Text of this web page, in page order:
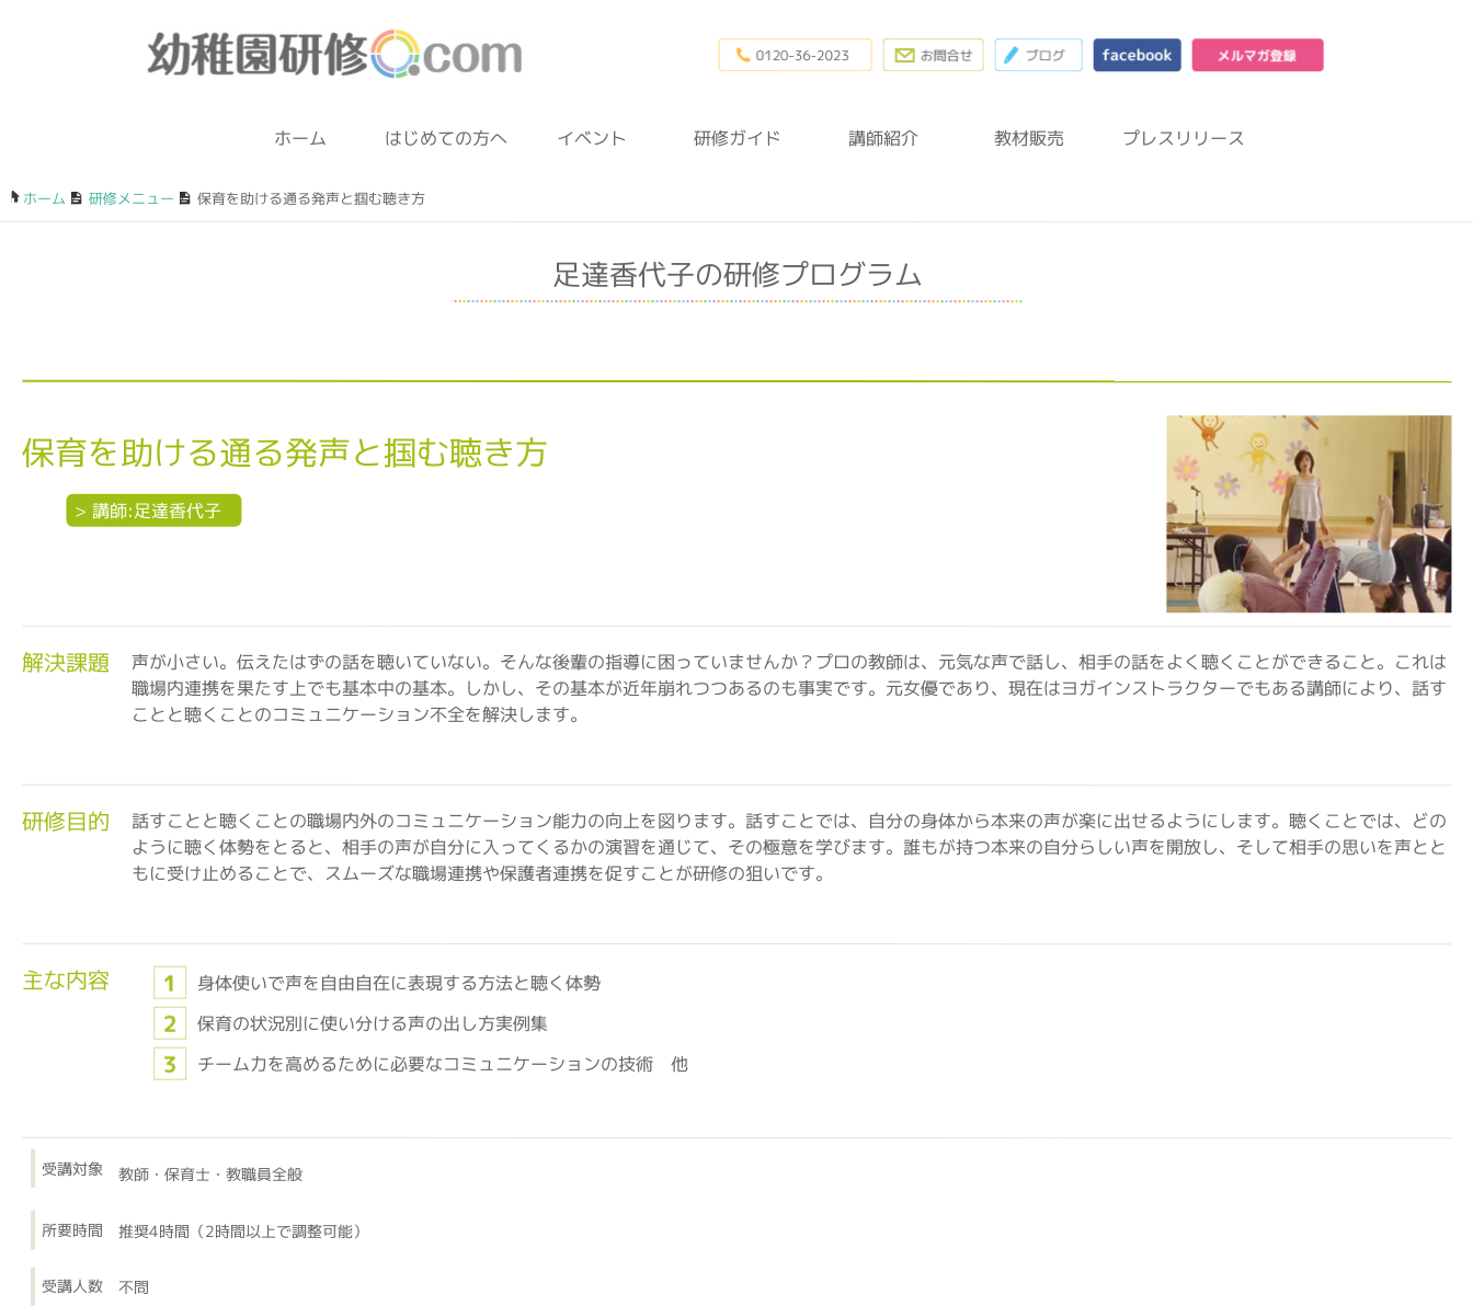
幼稚園研修.com
0120-36-2023 お問合わせフォーム
ブログ facebook
ホーム はじめての方へ イベント 研修ガイド 講師紹介 教材販売 プレスリリース
ホーム / 研修メニュー / 保育を助ける通る発声と掴む聴き方
足達香代子の研修プログラム
保育を助ける通る発声と掴む聴き方
> 講師:足達香代子
解決課題
声が小さい。伝えたはずの話を聴いていない。そんな後輩の指導に困っていませんか？プロの教師は、元気な声で話し、相手の話をよく聴くことができること。これは
職場内連携を果たす上でも基本中の基本。しかし、その基本が近年崩れつつあるのも事実です。元女優であり、現在はヨガインストラクターでもある講師により、話す
ことと聴くことのコミュニケーション不全を解決します。
研修目的
話すことと聴くことの職場内外のコミュニケーション能力の向上を図ります。話すことでは、自分の身体から本来の声が楽に出せるようにします。聴くことでは、どの
ように聴く体勢をとると、相手の声が自分に入ってくるかの演習を通じて、その極意を学びます。誰もが持つ本来の自分らしい声を開放し、そして相手の思いを声とと
もに受け止めることで、スムーズな職場連携や保護者連携を促すことが研修の狙いです。
主な内容 身体使いで声を自由自在に表現する方法と聴く体勢
保育の状況別に使い分ける声の出し方実例集
チーム力を高めるために必要なコミュニケーションの技術 他
受講対象 教師・保育士・教職員全般
所要時間 推奨4時間（2時間以上で調整可能）
受講人数 不問